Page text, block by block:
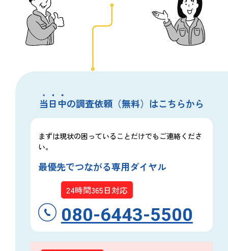
当日中の調査依頼（無料）はこちらから
まずは現状の困っていることだけでもご連絡くださ
い。
最優先でつながる専用ダイヤル
24時間365日対応
080-6443-5500